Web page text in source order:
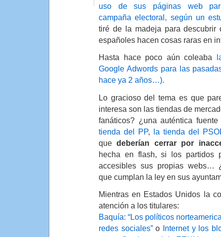
uso de sus páginas web
campaña electoral, según un
tiré de la madeja para descubrir
españoles hacen cosas raras en
Hasta hace poco aún coleaba
Google Adwords para las
hace ya 2 años…).
Lo gracioso del tema es que
interesa son las tiendas de
fanáticos? ¿una auténtica
tienda del PP, la tienda del
quedeberían cerrar por
hecha en flash, si los partidos
accesibles sus propias webs…
que cumplan la ley en sus
Mientras en Estados Unidos la
atención a los titulares:
Baquía: “Los políticos
redes sociales”o
Internet y los